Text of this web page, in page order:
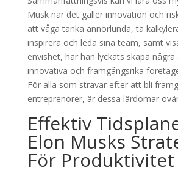
Musk när det gäller innovation och
att våga tänka annorlunda, ta
inspirera och leda sina team, samt
envishet, har han lyckats skapa
innovativa och framgångsrika
För alla som strävar efter att bli
entreprenörer, är dessa lärdomar
Effektiv
Elon Musks
För Produktivitet